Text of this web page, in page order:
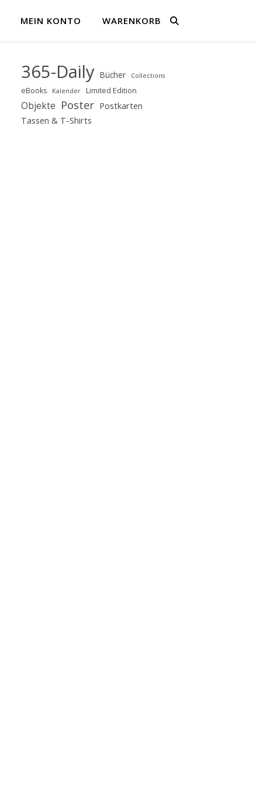
MEIN KONTO WARENKORB
365-Daily Bücher Collections
eBooks Kalender Limited Edition
Objekte Poster Postkarten
Tassen & T-Shirts